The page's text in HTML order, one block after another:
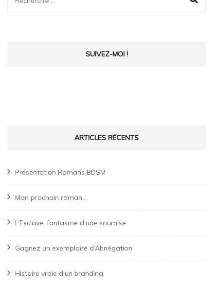
SUIVEZ-MOI !
ARTICLES RÉCENTS
Présentation Romans BDSM
Mon prochain roman…
L’Esclave, fantasme d’une soumise
Gagnez un exemplaire d’Abnégation
Histoire vraie d’un branding